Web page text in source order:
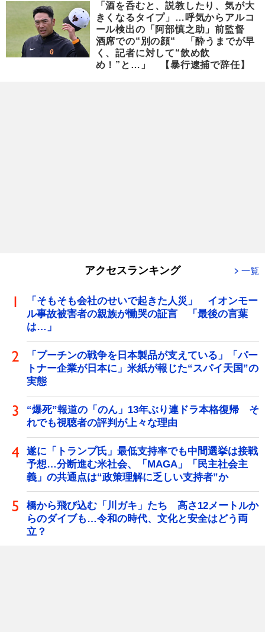
「酒を呑むと、説教したり、気が大
きくなるタイプ」…呼気からアルコ
ール検出の「阿部慎之助」前監督
酒席での“別の顔“ 「酔うまでが早
く、記者に対して“飲め飲
め！”と…」 【暴行逮捕で辞任】
アクセスランキング 一覧
「そもそも会社のせいで起きた人災」 イオンモー
ル事故被害者の親族が慟哭の証言 「最後の言葉
は…」
「プーチンの戦争を日本製品が支えている」「パー
トナー企業が日本に」米紙が報じた“スパイ天国”の
実態
“爆死”報道の「のん」13年ぶり連ドラ本格復帰 そ
れでも視聴者の評判が上々な理由
遂に「トランプ氏」最低支持率でも中間選挙は接戦
予想…分断進む米社会、「MAGA」「民主社会主
義」の共通点は“政策理解に乏しい支持者”か
橋から飛び込む「川ガキ」たち 高さ12メートルか
らのダイブも…令和の時代、文化と安全はどう両
立？